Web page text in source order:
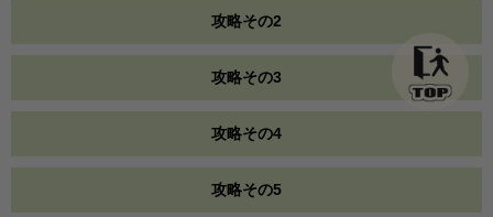
攻略その2
攻略その3
攻略その4
攻略その5